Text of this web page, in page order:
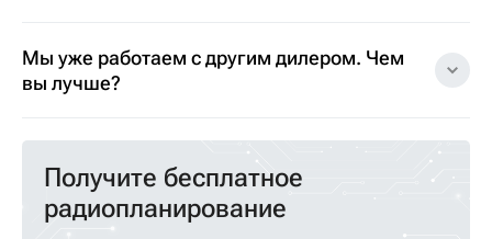
Мы уже работаем с другим дилером. Чем
вы лучше?
Получите бесплатное
радиопланирование